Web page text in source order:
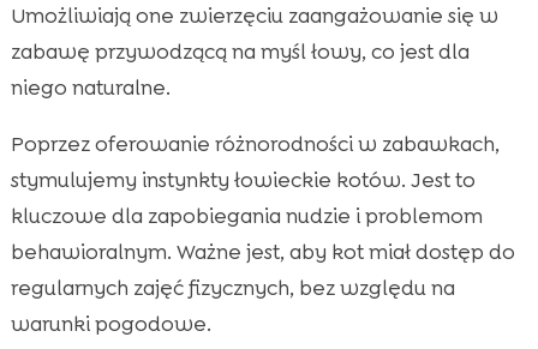
Umożliwiają one zwierzęciu zaangażowanie się w
zabawę przywodzącą na myśl łowy, co jest dla
niego naturalne.
Poprzez oferowanie różnorodności w zabawkach,
stymulujemy instynkty łowieckie kotów. Jest to
kluczowe dla zapobiegania nudzie i problemom
behawioralnym. Ważne jest, aby kot miał dostęp do
regularnych zajęć fizycznych, bez względu na
warunki pogodowe.